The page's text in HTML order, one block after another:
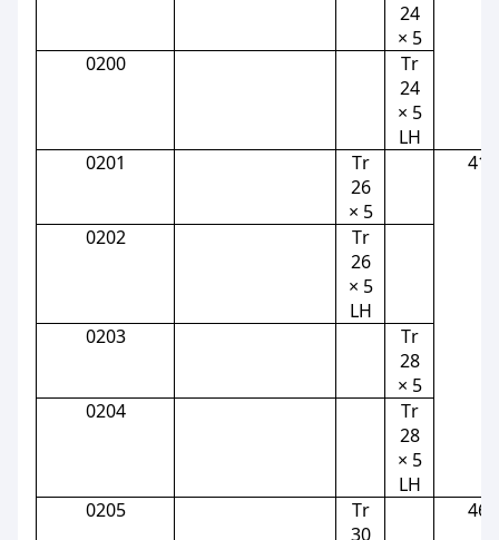
24
× 5
0200
Тr
24
× 5
LH
0201
Тr
26
× 5
41
0202
Тr
26
× 5
LH
0203
Тr
28
× 5
0204
Тr
28
× 5
LH
0205
Тr
30
46